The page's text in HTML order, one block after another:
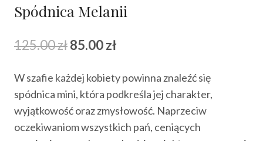
Spódnica Melanii
125.00złPierwotna
wynosiła:
125.00 zł.
85.00zł
wynosi:
85.00 zł.
W szafie każdej kobiety powinna znaleźć się
spódnica mini, która podkreśla jej charakter,
wyjątkowość oraz zmysłowość. Naprzeciw
oczekiwaniom wszystkich pań, ceniących